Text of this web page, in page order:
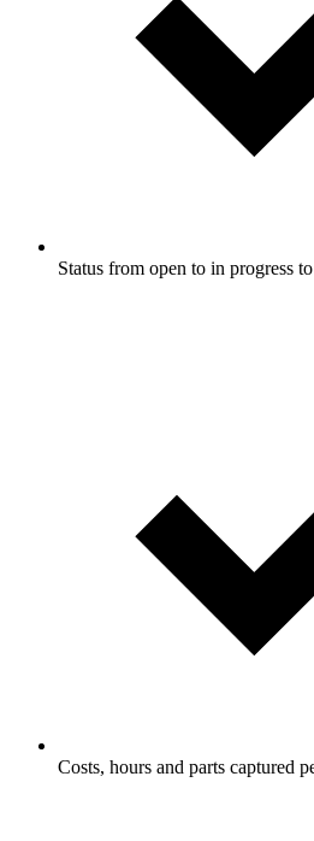
Status from open to in progress
Costs, hours and parts captured